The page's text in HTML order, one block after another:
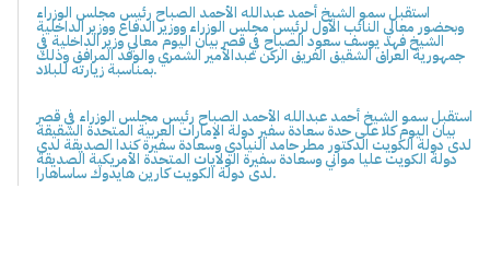
استقبل سمو الشيخ أحمد عبدالله الأحمد الصباح رئيس مجلس الوزراء
وبحضور معالي النائب الأول لرئيس مجلس الوزراء ووزير الدفاع ووزير الداخلية
الشيخ فهد يوسف سعود الصباح في قصر بيان اليوم معالي وزير الداخلية في
جمهورية العراق الشقيق الفريق الركن عبدالأمير الشمري والوفد المرافق وذلك
بمناسبة زيارته للبلاد.
استقبل سمو الشيخ أحمد عبدالله الأحمد الصباح رئيس مجلس الوزراء في قصر
بيان اليوم كلا على حدة سعادة سفير دولة الإمارات العربية المتحدة الشقيقة
لدى دولة الكويت الدكتور مطر حامد النيادي وسعادة سفيرة كندا الصديقة لدى
دولة الكويت عليا مواني وسعادة سفيرة الولايات المتحدة الأمريكية الصديقة
لدى دولة الكويت كارين هايدوك ساساهارا.